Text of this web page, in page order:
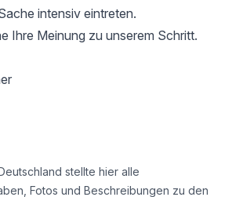
intensiv eintreten.
Ihre Meinung zu unserem Schritt.
stellte hier alle
Fotos und Beschreibungen zu den